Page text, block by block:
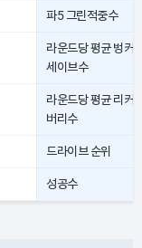
파5 그린적중수
라운드당 평균 벙커
세이브수
라운드당 평균 리커
버리수
드라이브 순위
성공수